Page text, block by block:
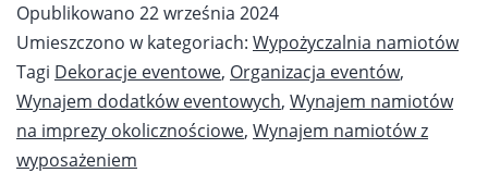
Opublikowano 22 września 2024
Umieszczono w kategoriach: Wypożyczalnia namiotów
Tagi Dekoracje eventowe, Organizacja eventów,
Wynajem dodatków eventowych, Wynajem namiotów
na imprezy okolicznościowe, Wynajem namiotów z
wyposażeniem